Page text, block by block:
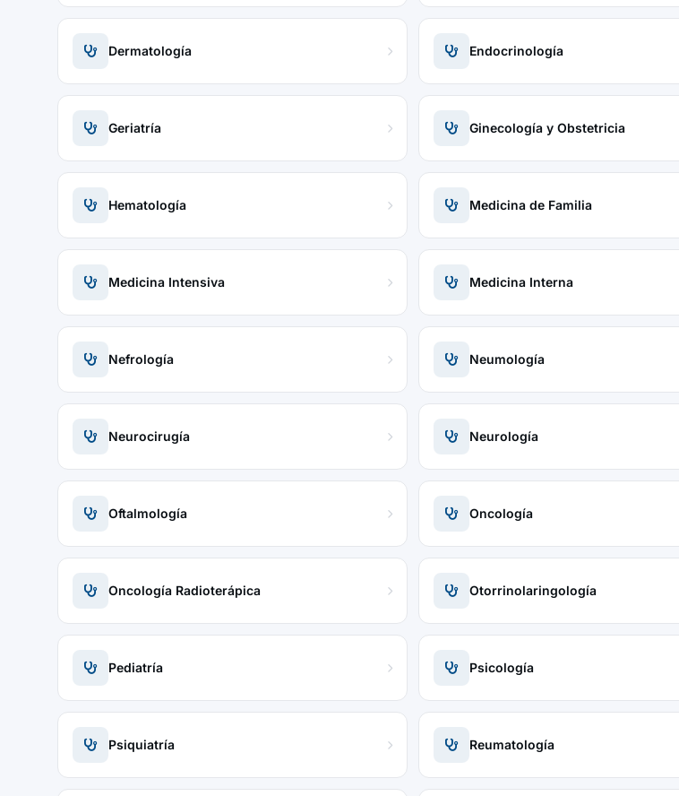
Dermatología Endocrinología
Geriatría Ginecología y Obstetricia
Hematología Medicina de Familia
Medicina Intensiva Medicina Interna
Nefrología Neumología
Neurocirugía Neurología
Oftalmología Oncología
Oncología Radioterápica Otorrinolaringología
Pediatría Psicología
Psiquiatría Reumatología